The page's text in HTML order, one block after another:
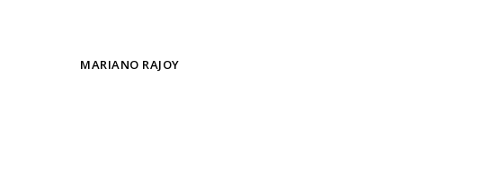
MARIANO RAJOY